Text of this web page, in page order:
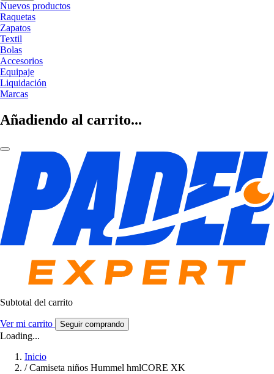
Nuevos productos
Raquetas
Zapatos
Textil
Bolas
Accesorios
Equipaje
Liquidación
Marcas
Añadiendo al carrito...
Subtotal del carrito
Ver mi carrito Seguir comprando
Loading...
Inicio
/ Camiseta niños Hummel hmlCORE XK